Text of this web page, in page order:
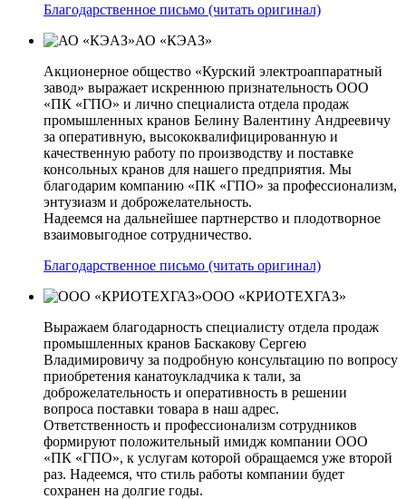
Благодарственное письмо (читать оригинал)
АО «КЭАЗ»
Акционерное общество «Курский электроаппаратный
завод» выражает искреннюю признательность ООО
«ПК «ГПО» и лично специалиста отдела продаж
промышленных кранов Белину Валентину Андреевичу
за оперативную, высококвалифицированную и
качественную работу по производству и поставке
консольных кранов для нашего предприятия. Мы
благодарим компанию «ПК «ГПО» за профессионализм,
энтузиазм и доброжелательность.
Надеемся на дальнейшее партнерство и плодотворное
взаимовыгодное сотрудничество.
Благодарственное письмо (читать оригинал)
ООО «КРИОТЕХГАЗ»
Выражаем благодарность специалисту отдела продаж
промышленных кранов Баскакову Сергею
Владимировичу за подробную консультацию по вопросу
приобретения канатоукладчика к тали, за
доброжелательность и оперативность в решении
вопроса поставки товара в наш адрес.
Ответственность и профессионализм сотрудников
формируют положительный имидж компании ООО
«ПК «ГПО», к услугам которой обращаемся уже второй
раз. Надеемся, что стиль работы компании будет
сохранен на долгие годы.